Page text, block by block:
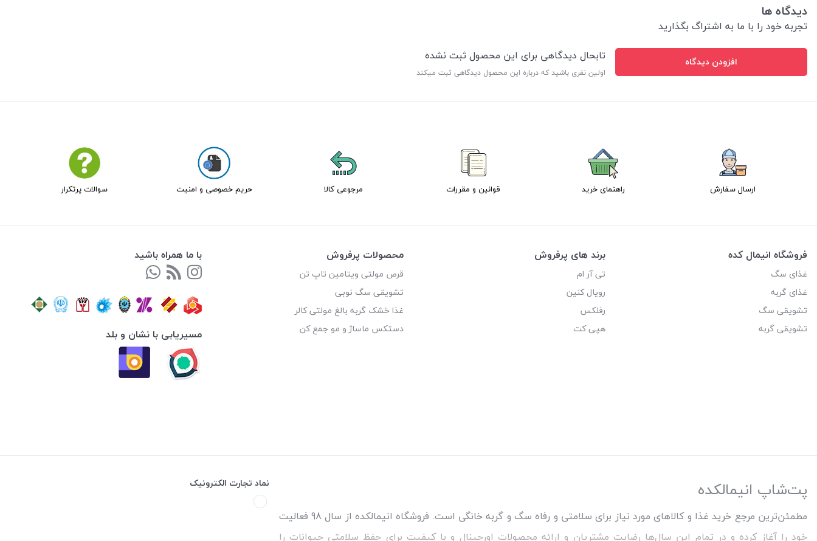
دیدگاه ها
تجربه خود را با ما به اشتراگ بگذارید
افزودن دیدگاه تابحال دیدگاهی برای این محصول ثبت نشده
اولین نفری باشید که درباره این محصول دیدگاهی ثبت میکند
ارسال سفارش راهنمای خرید قوانین و مقررات مرجوعی کالا حریم خصوصی و امنیت سوالات پرتکرار
فروشگاه انیمال کده
غذای سگ
غذای گربه
تشویقی سگ
تشویقی گربه
برند های پرفروش
تی آر ام
رویال کنین
رفلکس
هپی کت
محصولات پرفروش
قرص مولتی ویتامین تاپ تن
تشویقی سگ نوبی
غذا خشک گربه بالغ مولتی کالر
دستکس ماساژ و مو جمع کن
با ما همراه باشید
مسیریابی با نشان و بلد
پت‌شاپ انیمالکده
مطمئن‌ترین مرجع خرید غذا و کالاهای مورد نیاز برای سلامتی و رفاه سگ و گربه خانگی است. فروشگاه انیمالکده از سال 98 فعالیت
خود را آغاز کرده و در تمام این سال‌ها رضایت مشتریان و ارائه محصولات اورجینال و با کیفیت برای حفظ سلامتی حیوانات را
نماد تجارت الکترونیک